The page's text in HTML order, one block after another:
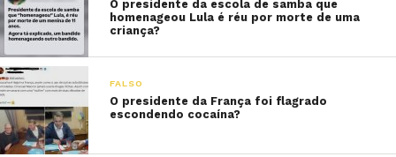
O presidente da escola de samba que
homenageou Lula é réu por morte de uma
criança?
FALSO
O presidente da França foi flagrado
escondendo cocaína?